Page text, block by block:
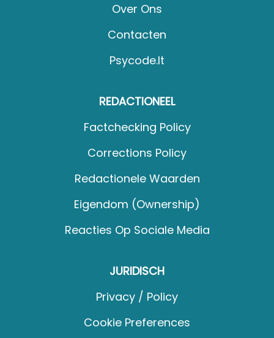
Over Ons
Contacten
Psycode.it
REDACTIONEEL
Factchecking Policy
Corrections Policy
Redactionele Waarden
Eigendom (Ownership)
Reacties Op Sociale Media
JURIDISCH
Privacy / Policy
Cookie Preferences